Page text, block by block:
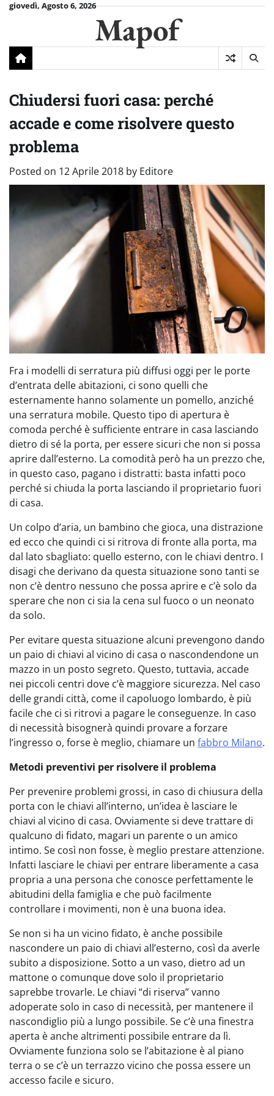
Skipgiovedì, Agosto 6, 2026
Mapof
Chiudersi fuori casa: perché
accade e come risolvere questo
problema
Posted on 12 Aprile 2018 by Editore
Fra i modelli di serratura più diffusi oggi per le porte
d’entrata delle abitazioni, ci sono quelli che
esternamente hanno solamente un pomello, anziché
una serratura mobile. Questo tipo di apertura è
comoda perché è sufficiente entrare in casa lasciando
dietro di sé la porta, per essere sicuri che non si possa
aprire dall’esterno. La comodità però ha un prezzo che,
in questo caso, pagano i distratti: basta infatti poco
perché si chiuda la porta lasciando il proprietario fuori
di casa.
Un colpo d’aria, un bambino che gioca, una distrazione
ed ecco che quindi ci si ritrova di fronte alla porta, ma
dal lato sbagliato: quello esterno, con le chiavi dentro. I
disagi che derivano da questa situazione sono tanti se
non c’è dentro nessuno che possa aprire e c’è solo da
sperare che non ci sia la cena sul fuoco o un neonato
da solo.
Per evitare questa situazione alcuni prevengono dando
un paio di chiavi al vicino di casa o nascondendone un
mazzo in un posto segreto. Questo, tuttavia, accade
nei piccoli centri dove c’è maggiore sicurezza. Nel caso
delle grandi città, come il capoluogo lombardo, è più
facile che ci si ritrovi a pagare le conseguenze. In caso
di necessità bisognerà quindi provare a forzare
l’ingresso o, forse è meglio, chiamare un fabbro Milano.
Metodi preventivi per risolvere il problema
Per prevenire problemi grossi, in caso di chiusura della
porta con le chiavi all’interno, un’idea è lasciare le
chiavi al vicino di casa. Ovviamente si deve trattare di
qualcuno di fidato, magari un parente o un amico
intimo. Se così non fosse, è meglio prestare attenzione.
Infatti lasciare le chiavi per entrare liberamente a casa
propria a una persona che conosce perfettamente le
abitudini della famiglia e che può facilmente
controllare i movimenti, non è una buona idea.
Se non si ha un vicino fidato, è anche possibile
nascondere un paio di chiavi all’esterno, così da averle
subito a disposizione. Sotto a un vaso, dietro ad un
mattone o comunque dove solo il proprietario
saprebbe trovarle. Le chiavi “di riserva” vanno
adoperate solo in caso di necessità, per mantenere il
nascondiglio più a lungo possibile. Se c’è una finestra
aperta è anche altrimenti possibile entrare da lì.
Ovviamente funziona solo se l’abitazione è al piano
terra o se c’è un terrazzo vicino che possa essere un
accesso facile e sicuro.